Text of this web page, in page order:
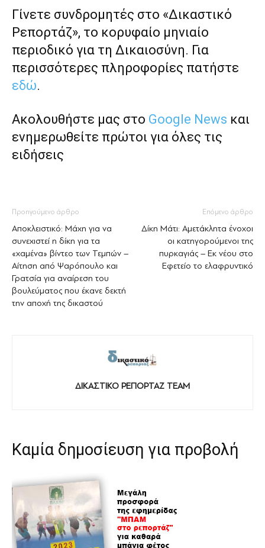
Γίνετε συνδρομητές στο «Δικαστικό
Ρεπορτάζ», το κορυφαίο μηνιαίο
περιοδικό για τη Δικαιοσύνη. Για
περισσότερες πληροφορίες πατήστε
εδώ.
Ακολουθήστε μας στο Google News και
ενημερωθείτε πρώτοι για όλες τις
ειδήσεις
Προηγούμενο άρθρο
Αποκλειστικό: Μάχη για να
συνεχιστεί η δίκη για τα
«χαμένα» βίντεο των Τεμπών –
Αίτηση από Ψαρόπουλο και
Γρατσία για αναίρεση του
βουλεύματος που έκανε δεκτή
την αποχή της δικαστού
Επόμενο άρθρο
Δίκη Μάτι: Αμετάκλητα ένοχοι
οι κατηγορούμενοι της
πυρκαγιάς – Εκ νέου στο
Εφετείο το ελαφρυντικό
ΔΙΚΑΣΤΙΚΟ ΡΕΠΟΡΤΑΖ TEAM
Καμία δημοσίευση για προβολή